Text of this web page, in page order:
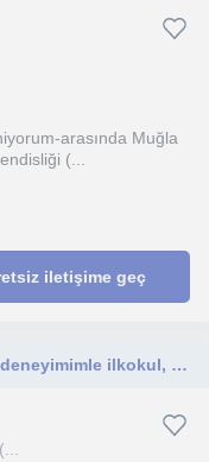
arasında Muğla
(...
iletişime geç
Yazılım Geliştiriciyim. Kurumsal proje deneyimimle ilkokul, ortaokul, lise öğrencilerine eğitici programlama dersleri veriyorum.